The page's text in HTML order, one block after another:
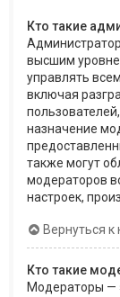
Кто такие
высшим
управлять
включая
назначение
также могут
модераторов
настроек,
Вернуться к
Кто такие
Модераторы —